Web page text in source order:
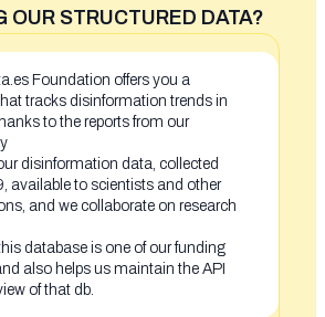
OUR STRUCTURED DATA?
Foundation offers you a
tracks disinformation trends in
to the reports from our
disinformation data, collected
available to scientists and other
and we collaborate on research
database is one of our funding
also helps us maintain the API
of that db.